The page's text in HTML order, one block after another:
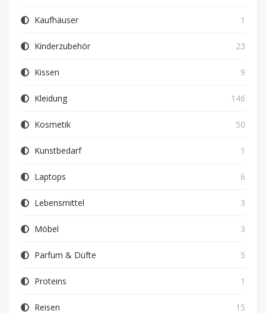
Kaufhäuser 1
Kinderzubehör 23
Kissen 9
Kleidung 146
Kosmetik 50
Kunstbedarf 1
Laptops 6
Lebensmittel 3
Möbel 3
Parfum & Düfte 5
Proteins 1
Reisen 15